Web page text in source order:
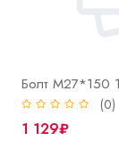
Болт М27*150
(0)
1 129₽